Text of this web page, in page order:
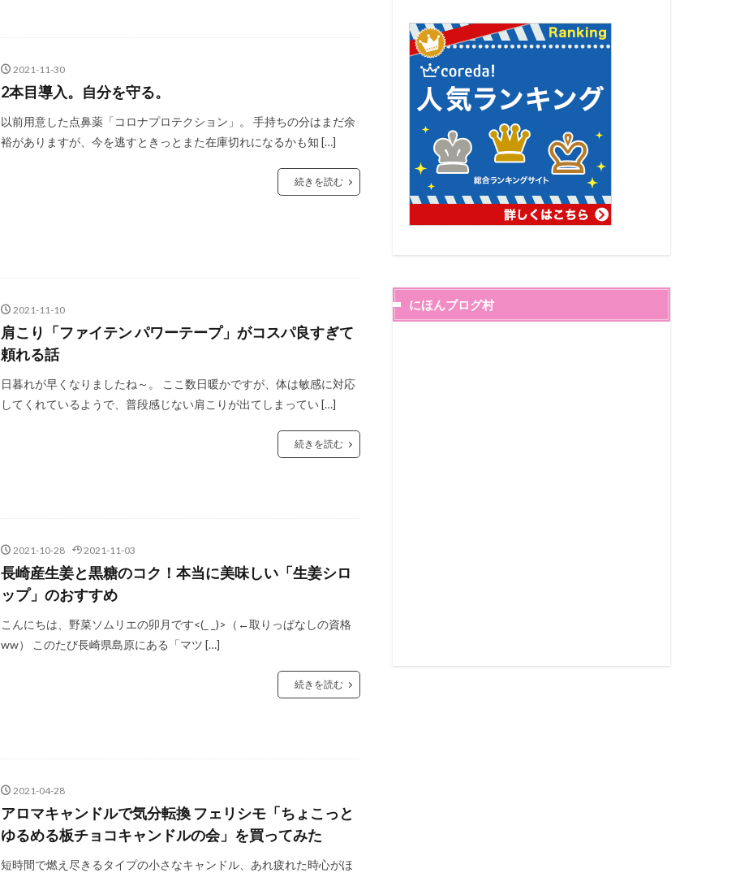
2021-11-30
2本目導入。自分を守る。
以前用意した点鼻薬「コロナプロテクション」。 手持ちの分はまだ余
裕がありますが、今を逃すときっとまた在庫切れになるかも知 […]
続きを読む
2021-11-10
肩こり「ファイテン パワーテープ」がコスパ良すぎて
頼れる話
日暮れが早くなりましたね～。 ここ数日暖かですが、体は敏感に対応
してくれているようで、普段感じない肩こりが出てしまってい […]
続きを読む
2021-10-28 2021-11-03
長崎産生姜と黒糖のコク！本当に美味しい「生姜シロ
ップ」のおすすめ
こんにちは、野菜ソムリエの卯月です<(_ _)>（←取りっぱなしの資格
ww） このたび長崎県島原にある「マツ […]
続きを読む
2021-04-28
アロマキャンドルで気分転換 フェリシモ「ちょこっと
ゆるめる板チョコキャンドルの会」を買ってみた
短時間で燃え尽きるタイプの小さなキャンドル、あれ疲れた時心がほ
にほんブログ村